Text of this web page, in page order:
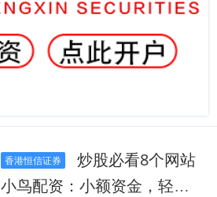
香港恒信证券
炒股必看8个网站
小鸟配资：小额资金，轻松